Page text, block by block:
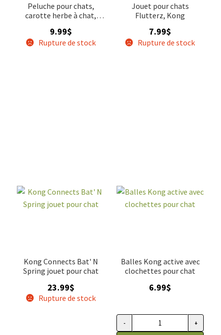
Peluche pour chats,
carotte herbe à chat,
recharge d'herbe à chat
9.99$
Rupture de stock
Jouet pour chats
Flutterz, Kong
7.99$
Rupture de stock
Kong Connects Bat' N
Spring jouet pour chat
23.99$
Rupture de stock
Balles Kong active avec
clochettes pour chat
6.99$
quantité de Balles Kong
- +